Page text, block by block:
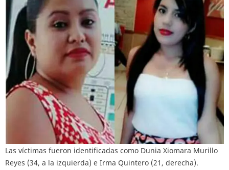
Las víctimas fueron identificadas como Dunia Xiomara Murillo
Reyes (34, a la izquierda) e Irma Quintero (21, derecha).